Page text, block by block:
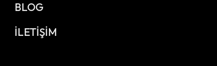
BLOG
İLETİŞİM